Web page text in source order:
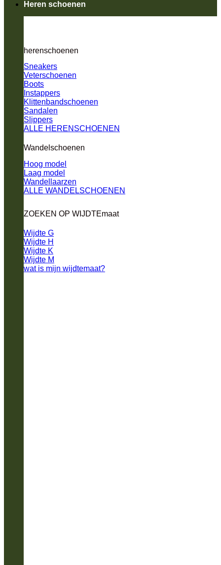
Heren schoenen
herenschoenen
Sneakers
Veterschoenen
Boots
Instappers
Klittenbandschoenen
Sandalen
Slippers
ALLE HERENSCHOENEN
Wandelschoenen
Hoog model
Laag model
Wandellaarzen
ALLE WANDELSCHOENEN
ZOEKEN OP WIJDTEmaat
Wijdte G
Wijdte H
Wijdte K
Wijdte M
wat is mijn wijdtemaat?